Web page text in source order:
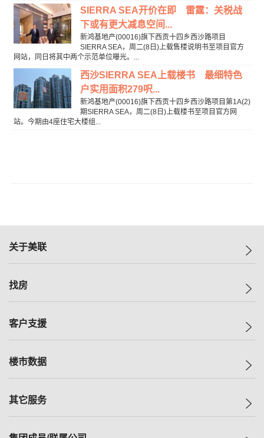
SIERRA SEA开价在即 雷霆：关税战
下或有更大减息空间...
新鸿基地产(00016)旗下西贡十四乡西沙路项目
SIERRA SEA，周二(8日)上载售楼说明书至项目官方
网站，同日将其中两个示范单位曝光。...
西沙SIERRA SEA上载楼书 最细特色
户实用面积279呎...
新鸿基地产(00016)旗下西贡十四乡西沙路项目第1A(2)
期SIERRA SEA，周二(8日)上载楼书至项目官方网
站。今期由4座住宅大楼组...
关于美联
美联集团
人才招募
找房
一手新房
减价
美联豪宅
独家楼盘
租房
客户支援
自助放盘
查询热线
楼市数据
指数
其它服务
小区专页